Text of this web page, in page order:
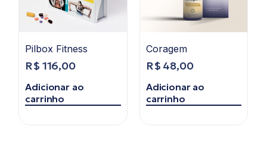
Pilbox Fitness
R$ 116,00
Adicionar ao
carrinho
Coragem
R$ 48,00
Adicionar ao
carrinho